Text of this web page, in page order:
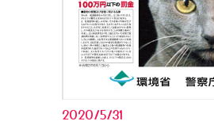
2020/5/31